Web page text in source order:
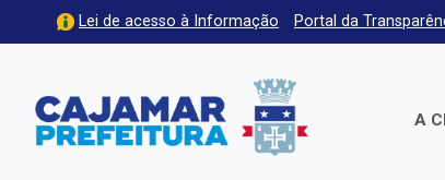
Lei de acesso à Informação Portal da
A